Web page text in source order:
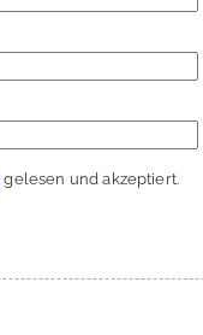
gelesen und akzeptiert.